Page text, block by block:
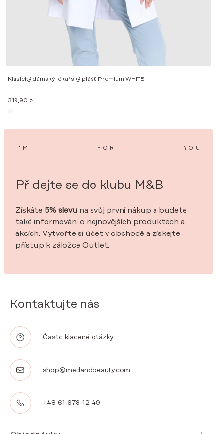
Klasický dámský lékařský plášť Premium WHITE
319,90 zł
Kontaktujte nás
Často kladené otázky
shop@medandbeauty.com
+48 61 678 12 49
I’M FOR YOU
Přidejte se do klubu M&B
Získáte 5% slevu na svůj první nákup a budete
také informováni o nejnovějších produktech a
akcích. Vytvořte si účet v obchodě a získejte
přístup k záložce Outlet.